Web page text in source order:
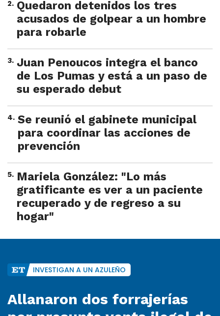
2. Quedaron detenidos los tres
acusados de golpear a un hombre
para robarle
3. Juan Penoucos integra el banco
de Los Pumas y está a un paso de
su esperado debut
4. Se reunió el gabinete municipal
para coordinar las acciones de
prevención
5. Mariela González: "Lo más
gratificante es ver a un paciente
recuperado y de regreso a su
hogar"
INVESTIGAN A UN AZULEÑO
Allanaron dos forrajerías